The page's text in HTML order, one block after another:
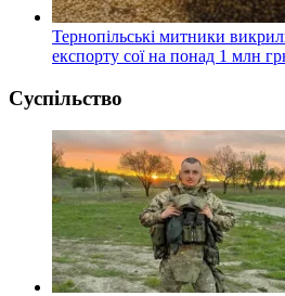
Тернопільські митники
експорту сої на понад 1 млн
Суспільство